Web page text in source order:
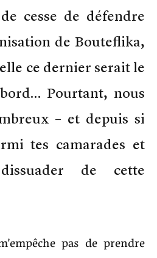
cesse de défendre
de Bouteflika,
ce dernier serait le
Pourtant, nous
– et depuis si
tes camarades et
de cette
pas de prendre